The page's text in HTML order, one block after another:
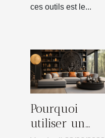
ces outils est le...
Pourquoi
utiliser un